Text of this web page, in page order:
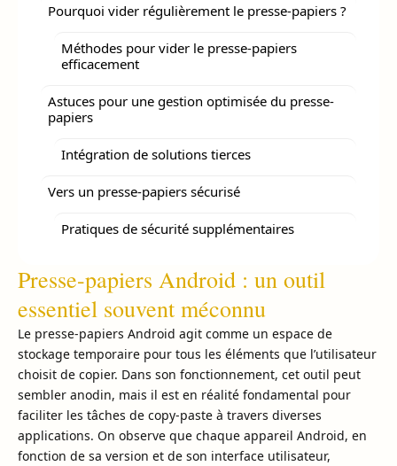
Pourquoi vider régulièrement le presse-papiers ?
Méthodes pour vider le presse-papiers
efficacement
Astuces pour une gestion optimisée du presse-
papiers
Intégration de solutions tierces
Vers un presse-papiers sécurisé
Pratiques de sécurité supplémentaires
Presse-papiers Android : un outil
essentiel souvent méconnu
Le presse-papiers Android agit comme un espace de
stockage temporaire pour tous les éléments que l’utilisateur
choisit de copier. Dans son fonctionnement, cet outil peut
sembler anodin, mais il est en réalité fondamental pour
faciliter les tâches de copy-paste à travers diverses
applications. On observe que chaque appareil Android, en
fonction de sa version et de son interface utilisateur,